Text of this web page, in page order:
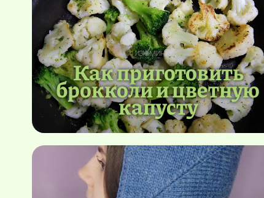
Как приготовить
брокколи и цветную
капусту